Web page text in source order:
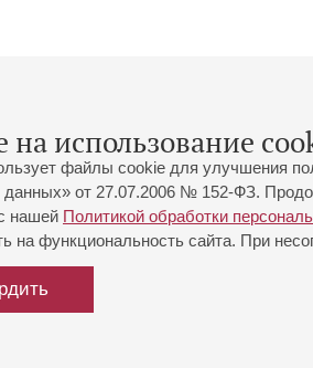
на использование
файлы cookie для улучшения
от 27.07.2006 № 152-ФЗ.
нашей Политикой обработки
на функциональность сайта. При